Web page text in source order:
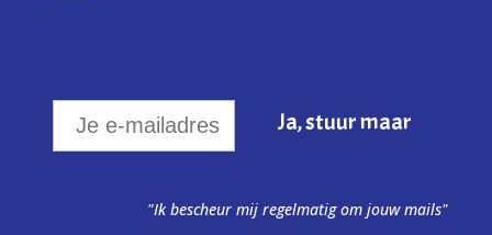
"Ik bescheur mij regelmatig om jouw mails"